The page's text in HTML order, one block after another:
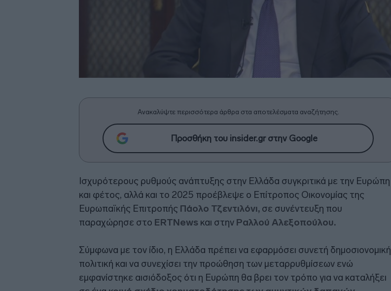
Ανακαλύψτε περισσότερα άρθρα στα αποτελέσματα αναζήτησης.
Προσθήκη του insider.gr στην Google
Ισχυρότερους ρυθμούς ανάπτυξης στην Ελλάδα συγκριτικά με την Ευρώπη
και φέτος, αλλά και το 2025 προέβλεψε ο Επίτροπος Οικονομίας της
Ευρωπαϊκής Επιτροπής Πάολο Τζεντιλόνι, σε συνέντευξη που
παραχώρησε στο ERTNews και στην Ραλλού Αλεξοπούλου.
Σύμφωνα με τον ίδιο, η Ελλάδα πρέπει να εφαρμόσει συνετή δημοσιονομική
πολιτική και να συνεχίσει την προώθηση των μεταρρυθμίσεων ενώ
εμφανίστηκε αισιόδοξος ότι η Ευρώπη θα βρει τον τρόπο για να καταλήξει